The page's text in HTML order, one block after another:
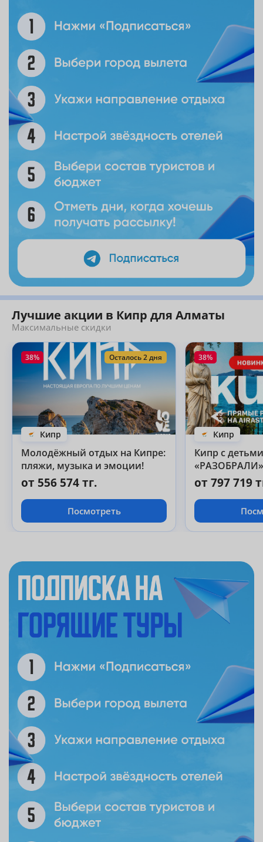
Лучшие акции в Кипр для Алматы
Максимальные скидки
38% Осталось 2 дня
Кипр
Молодёжный отдых на Кипре:
пляжи, музыка и эмоции!
от 556 574 тг.
Посмотреть
38%
Кипр
Кипр с детьми — ПОКА ЕГО
от 797 719